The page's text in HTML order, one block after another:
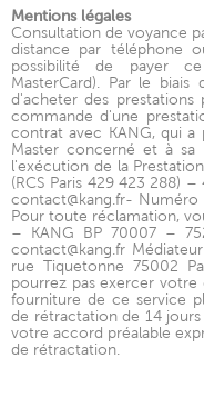
Mentions légales
Consultation de voyance
distance par téléphone
possibilité de payer
MasterCard). Par le
d'acheter des prestations
commande d'une
contrat avec KANG, qui
Master concerné et à sa
l'exécution de la
(RCS Paris 429 423 288)
contact@kang.fr-
Pour toute réclamation,
– KANG BP 70007 –
contact@kang.fr
rue Tiquetonne 75002
pourrez pas exercer
fourniture de ce service
de rétractation de 14
votre accord préalable
de rétractation.